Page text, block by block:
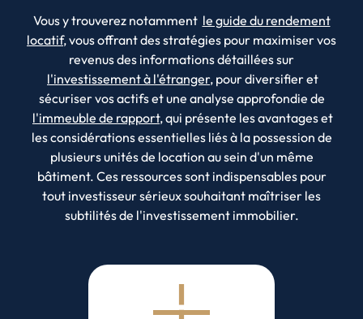
Vous y trouverez notamment le guide du rendement
locatif, vous offrant des stratégies pour maximiser vos
revenus des informations détaillées sur
l'investissement à l'étranger, pour diversifier et
sécuriser vos actifs et une analyse approfondie de
l'immeuble de rapport, qui présente les avantages et
les considérations essentielles liés à la possession de
plusieurs unités de location au sein d'un même
bâtiment. Ces ressources sont indispensables pour
tout investisseur sérieux souhaitant maîtriser les
subtilités de l'investissement immobilier.